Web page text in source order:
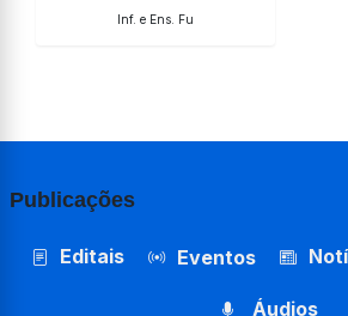
Inf. e Ens. Fu
Publicações
Editais Eventos
Áudios